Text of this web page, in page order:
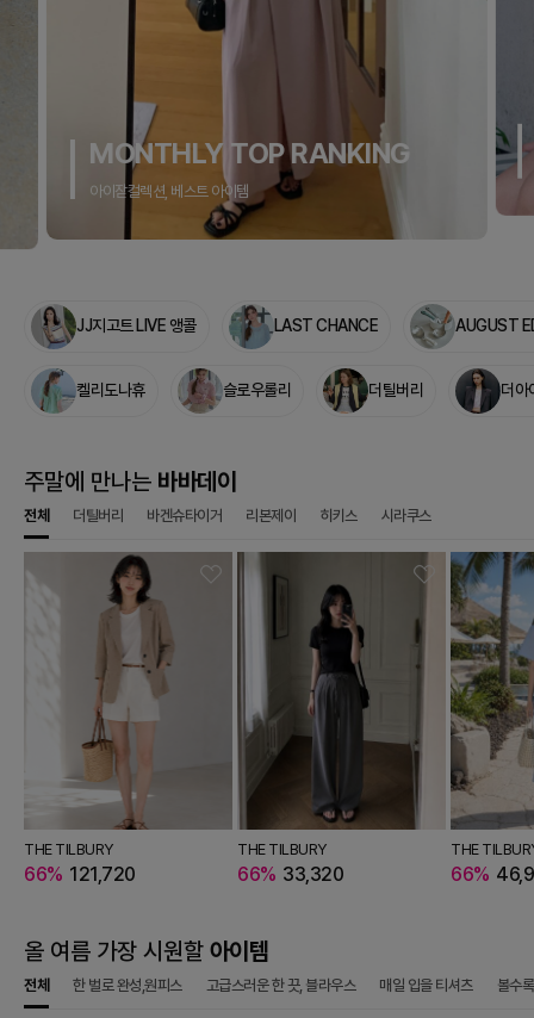
Season Finale
시즌 끝, 슈즈 최대 혜택가
JJ지고트 LIVE 앵콜 LAST CHANCE AUGUST
켈리도나휴 슬로우롤리 더틸버리 더아
주말에 만나는 바바데이
전체 더틸버리 바겐슈타이거 리본제이 히키스 시라쿠스
THE TILBURY
66% 121,720
THE TILBURY
66% 33,320
THE
66%
올 여름 가장 시원할 아이템
전체 한 벌로 완성,원피스 고급스러운 한 끗, 블라우스 매일 입을 티셔츠 볼수